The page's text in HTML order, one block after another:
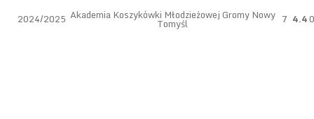
2024/2025 Akademia Koszykówki Młodzieżowej Gromy Nowy
Tomyśl 7 4.4